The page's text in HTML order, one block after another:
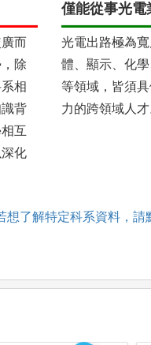
而
除
相
背
互
化
僅能從事光電
光電出路極為
體、顯示、化
等領域，皆須
力的跨領域人才
了解特定科系資料，請